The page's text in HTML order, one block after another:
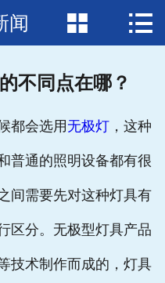
首页
工程案例
闻  
不同点在哪？
都会选用 无极灯，这种
普通的照明设备都有很
间需要先对这种灯具有
区分。无极型灯具产品
技术制作而成的，灯具